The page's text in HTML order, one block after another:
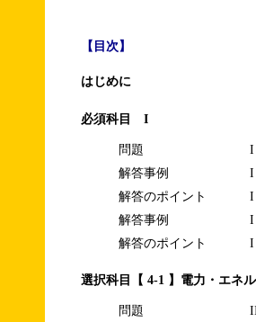
【目次】
はじめに
必須科目 I
問題
I
解答事例
I
解答のポイント
I
解答事例
I
解答のポイント
I
選択科目【 4-1 】電力・エネ
問題